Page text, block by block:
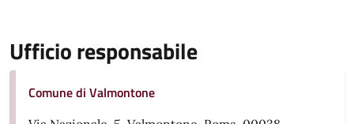
Ufficio responsabile
Comune di Valmontone